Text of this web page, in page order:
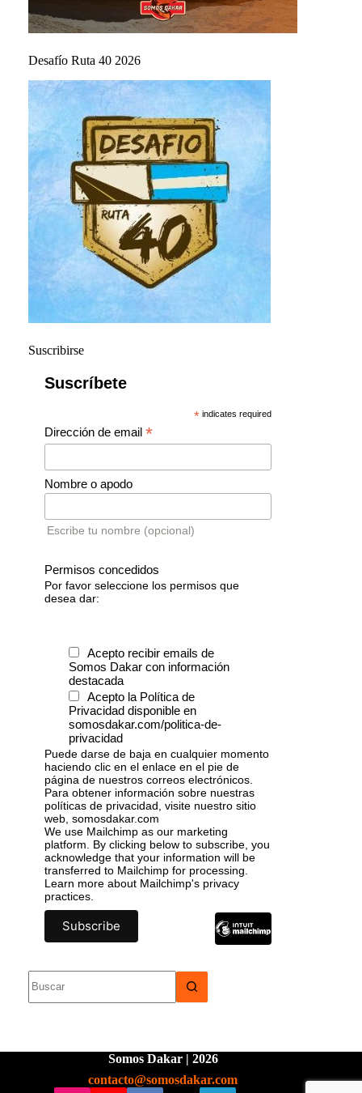
Desafío Ruta 40 2026
Suscribirse
Suscríbete
* indicates required
Dirección de email *
Nombre o apodo
Escribe tu nombre (opcional)
Permisos concedidos
Por favor seleccione los permisos que
desea dar:
Acepto recibir emails de
Somos Dakar con información
destacada
Acepto la Política de
Privacidad disponible en
somosdakar.com/politica-de-
privacidad
Puede darse de baja en cualquier momento
haciendo clic en el enlace en el pie de
página de nuestros correos electrónicos.
Para obtener información sobre nuestras
políticas de privacidad, visite nuestro sitio
web, somosdakar.com
We use Mailchimp as our marketing
platform. By clicking below to subscribe, you
acknowledge that your information will be
transferred to Mailchimp for processing.
Learn more about Mailchimp's privacy
practices.
Somos Dakar | 2026
contacto@somosdakar.com